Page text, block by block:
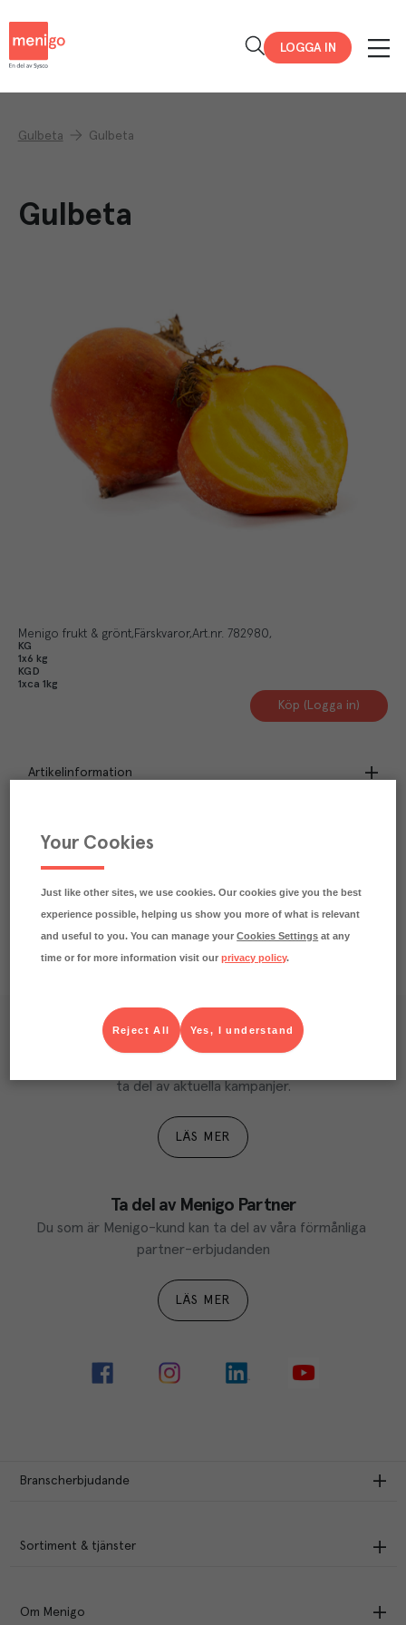
LOGGA IN
Gulbeta Gulbeta
Gulbeta
Menigo frukt & grönt Färskvaror Art.nr. 782980
KG
1x6 kg
KGD
1xca 1kg
Köp (Logga in)
Artikelinformation
Näringsdeklaration
Våra kundtidningar
ta del av aktuella kampanjer.
LÄS MER
Ta del av Menigo Partner
Du som är Menigo-kund kan ta del av våra förmånliga
partner-erbjudanden
LÄS MER
Branscherbjudande
Sortiment & tjänster
Om Menigo
Your Cookies
Just like other sites, we use cookies. Our cookies give you the best
experience possible, helping us show you more of what is relevant
and useful to you. You can manage yourCookies Settings at any
time or for more information visit ourprivacy policy.
Yes, I understand
Reject All